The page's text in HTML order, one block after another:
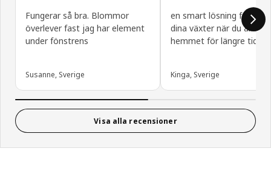
Fungerar så bra. Blommor
överlever fast jag har element
under fönstrens
Susanne, Sverige
en smart lösning för att
dina växter när du är
hemmet för längre tid
Kinga, Sverige
Visa alla recensioner